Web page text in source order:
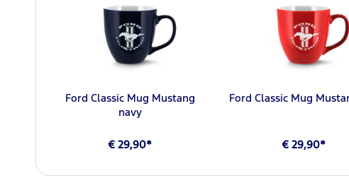
Ford Classic Mug Mustang
navy
€ 29,90*
Ford Classic Mug
€ 29,90*